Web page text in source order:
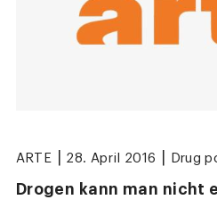
ARTE 28. April 2016 Drug
Drogen kann man nicht